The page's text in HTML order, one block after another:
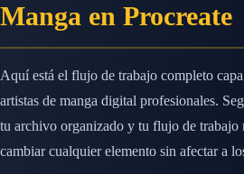
Manga en Procreate
Aquí está el flujo de trabajo completo
artistas de manga digital profesionales.
tu archivo organizado y tu flujo de trabajo
cambiar cualquier elemento sin afectar a